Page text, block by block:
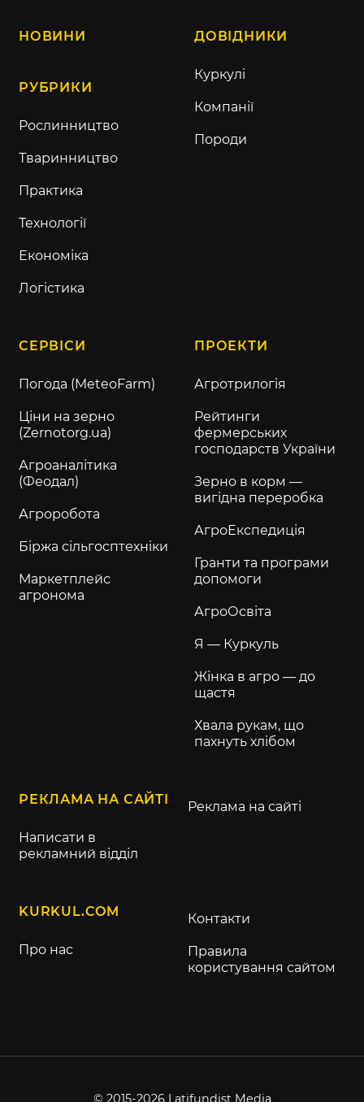
НОВИНИ
РУБРИКИ
Рослинництво
Тваринництво
Практика
Технології
Економіка
Логістика
ДОВІДНИКИ
Куркулі
Компанії
Породи
СЕРВІСИ
Погода (MeteoFarm)
Ціни на зерно
(Zernotorg.ua)
Агроаналітика
(Феодал)
Агроробота
Біржа сільгосптехніки
Маркетплейс
агронома
ПРОЕКТИ
Агротрилогія
Рейтинги
фермерських
господарств України
Зерно в корм —
вигідна переробка
АгроЕкспедиція
Гранти та програми
допомоги
АгроОсвіта
Я — Куркуль
Жінка в агро — до
щастя
Хвала рукам, що
пахнуть хлібом
РЕКЛАМА НА САЙТІ
Написати в
рекламний відділ
Реклама на сайті
KURKUL.COM
Про нас
Контакти
Правила
користування сайтом
© 2015-2026 Latifundist Media